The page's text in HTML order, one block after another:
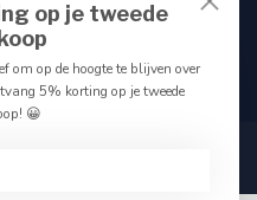
op je tweede
om op de hoogte te blijven over
5% korting op je tweede
😀